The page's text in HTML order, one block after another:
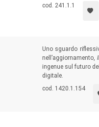
cod. 241.1.1
Uno sguardo
nell’aggiornamento,
ingenue sul futuro
digitale.
cod. 1420.1.154